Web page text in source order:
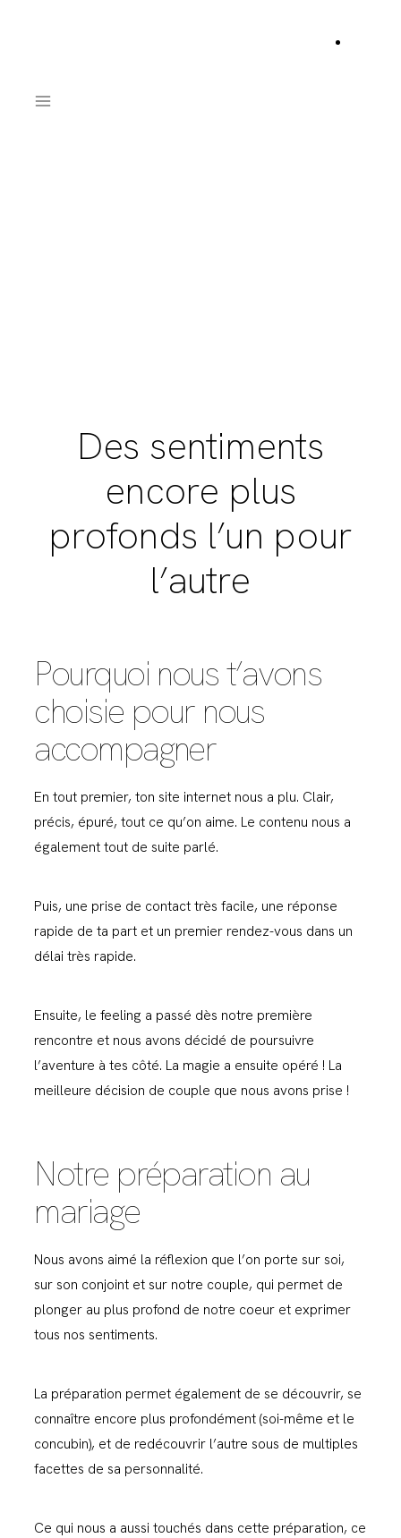
Des sentiments
encore plus
profonds l’un pour
l’autre
Pourquoi nous t’avons
choisie pour nous
accompagner
En tout premier, ton site internet nous a plu. Clair,
précis, épuré, tout ce qu’on aime. Le contenu nous a
également tout de suite parlé.
Puis, une prise de contact très facile, une réponse
rapide de ta part et un premier rendez-vous dans un
délai très rapide.
Ensuite, le feeling a passé dès notre première
rencontre et nous avons décidé de poursuivre
l’aventure à tes côté. La magie a ensuite opéré ! La
meilleure décision de couple que nous avons prise !
Notre préparation au
mariage
Nous avons aimé la réflexion que l’on porte sur soi,
sur son conjoint et sur notre couple, qui permet de
plonger au plus profond de notre coeur et exprimer
tous nos sentiments.
La préparation permet également de se découvrir, se
connaître encore plus profondément (soi-même et le
concubin), et de redécouvrir l’autre sous de multiples
facettes de sa personnalité.
Ce qui nous a aussi touchés dans cette préparation, ce